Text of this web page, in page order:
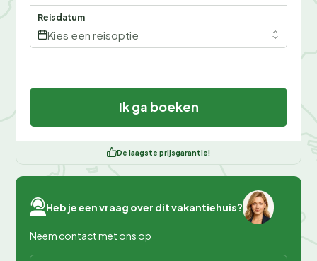
Reisdatum
Kies een reisoptie
Ik ga boeken
De laagste prijsgarantie!
Heb je een vraag over dit vakantiehuis?
Neem contact met ons op